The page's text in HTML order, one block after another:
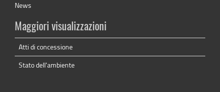
News
Maggiori visualizzazioni
Atti di concessione
Stato dell'ambiente